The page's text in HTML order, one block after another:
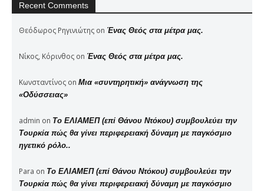
Recent Comments
Θεόδωρος Ρηγινιώτης on Ένας Θεός στα μέτρα μας.
Νίκος, Κόρινθος on Ένας Θεός στα μέτρα μας.
Κωνσταντίνος on Μια «συντηρητική» ανάγνωση της
«Οδύσσειας»
admin on Το ΕΛΙΑΜΕΠ (επί Θάνου Ντόκου) συμβουλεύει την
Τουρκία πώς θα γίνει περιφερειακή δύναμη με παγκόσμιο
ηγετικό ρόλο..
Para on Το ΕΛΙΑΜΕΠ (επί Θάνου Ντόκου) συμβουλεύει την
Τουρκία πώς θα γίνει περιφερειακή δύναμη με παγκόσμιο